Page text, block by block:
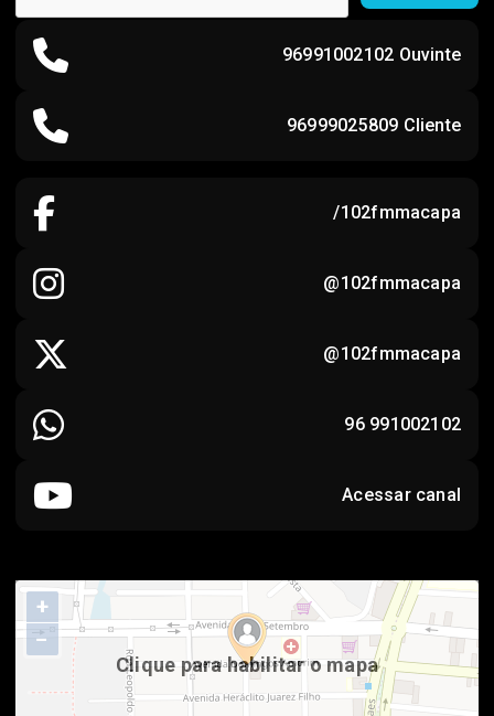
96991002102 Ouvinte
96999025809 Cliente
/102fmmacapa
@102fmmacapa
@102fmmacapa
96 991002102
Acessar canal
Clique para habilitar o mapa
+
−